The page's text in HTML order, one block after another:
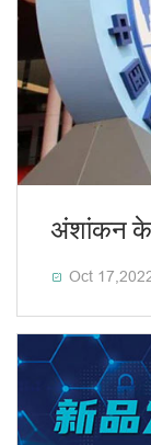
अंशांकन के
 Oct